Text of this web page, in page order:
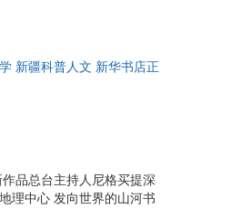
新疆科普人文 新华书店正
品总台主持人尼格买提深
理中心 发向世界的山河书